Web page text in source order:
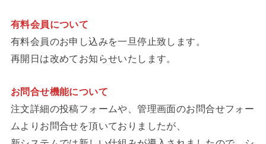
有料会員について
有料会員のお申し込みを一旦停止致します。
再開日は改めてお知らせいたします。
お問合せ機能について
注文詳細の投稿フォームや、管理画面のお問合せフォー
ムよりお問合せを頂いておりましたが、